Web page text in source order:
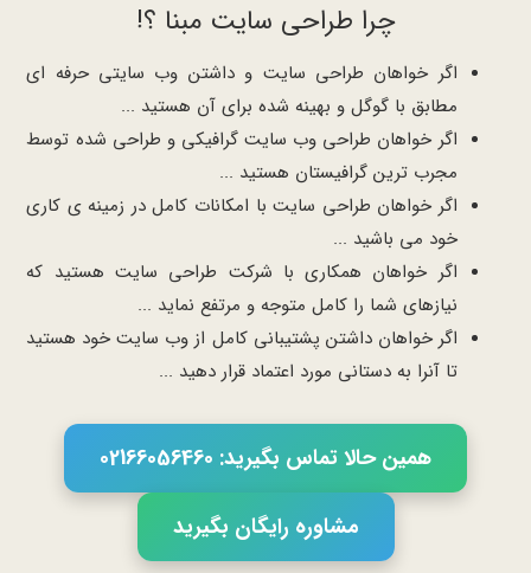
چرا طراحی سایت مبنا ؟!
اگر خواهان طراحی سایت و داشتن وب سایتی حرفه ای
مطابق با گوگل و بهینه شده برای آن هستید ...
اگر خواهان طراحی وب سایت گرافیکی و طراحی شده توسط
مجرب ترین گرافیستان هستید ...
اگر خواهان طراحی سایت با امکانات کامل در زمینه ی کاری
خود می باشید ...
اگر خواهان همکاری با شرکت طراحی سایت هستید که
نیازهای شما را کامل متوجه و مرتفع نماید ...
اگر خواهان داشتن پشتیبانی کامل از وب سایت خود هستید
تا آنرا به دستانی مورد اعتماد قرار دهید ...
همین حالا تماس بگیرید: 02166056460
مشاوره رایگان بگیرید